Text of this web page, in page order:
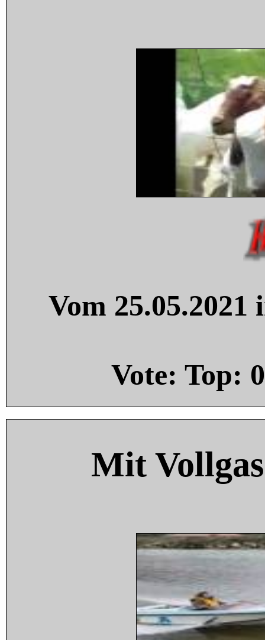
Vom
Vote: Top: 0
Mit